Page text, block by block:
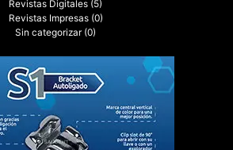
Revistas Digitales (5)
Revistas Impresas (0)
Sin categorizar (0)